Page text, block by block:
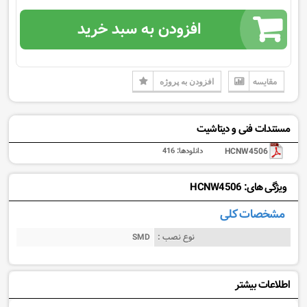
افزودن به سبد خرید
مقایسه افزودن به پروژه
مستندات فنی و دیتاشیت
HCNW4506 دانلودها: 416
ویژگی های: HCNW4506
مشخصات کلی
نوع نصب : SMD
اطلاعات بیشتر